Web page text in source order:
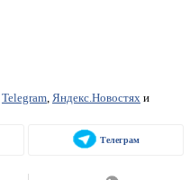
Telegram, Яндекс.Новостях и
Телеграм